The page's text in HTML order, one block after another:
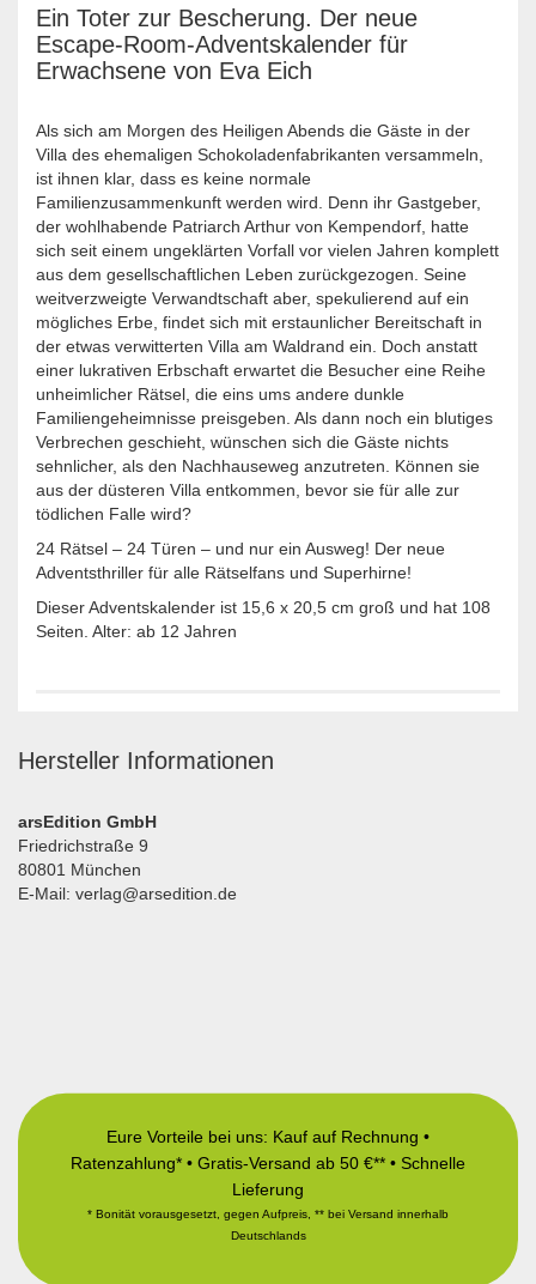
Ein Toter zur Bescherung. Der neue
Escape-Room-Adventskalender für
Erwachsene von Eva Eich
Als sich am Morgen des Heiligen Abends die Gäste in der
Villa des ehemaligen Schokoladenfabrikanten versammeln,
ist ihnen klar, dass es keine normale
Familienzusammenkunft werden wird. Denn ihr Gastgeber,
der wohlhabende Patriarch Arthur von Kempendorf, hatte
sich seit einem ungeklärten Vorfall vor vielen Jahren komplett
aus dem gesellschaftlichen Leben zurückgezogen. Seine
weitverzweigte Verwandtschaft aber, spekulierend auf ein
mögliches Erbe, findet sich mit erstaunlicher Bereitschaft in
der etwas verwitterten Villa am Waldrand ein. Doch anstatt
einer lukrativen Erbschaft erwartet die Besucher eine Reihe
unheimlicher Rätsel, die eins ums andere dunkle
Familiengeheimnisse preisgeben. Als dann noch ein blutiges
Verbrechen geschieht, wünschen sich die Gäste nichts
sehnlicher, als den Nachhauseweg anzutreten. Können sie
aus der düsteren Villa entkommen, bevor sie für alle zur
tödlichen Falle wird?
24 Rätsel – 24 Türen – und nur ein Ausweg! Der neue
Adventsthriller für alle Rätselfans und Superhirne!
Dieser Adventskalender ist 15,6 x 20,5 cm groß und hat 108
Seiten. Alter: ab 12 Jahren
Hersteller Informationen
arsEdition GmbH
Friedrichstraße 9
80801 München
E-Mail: verlag@arsedition.de
Eure Vorteile bei uns: Kauf auf Rechnung •
Ratenzahlung* • Gratis-Versand ab 50 €** • Schnelle
Lieferung
* Bonität vorausgesetzt, gegen Aufpreis, ** bei Versand innerhalb
Deutschlands